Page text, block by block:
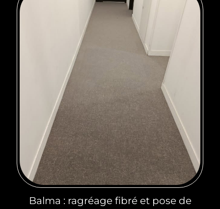
Balma : ragréage fibré et pose de